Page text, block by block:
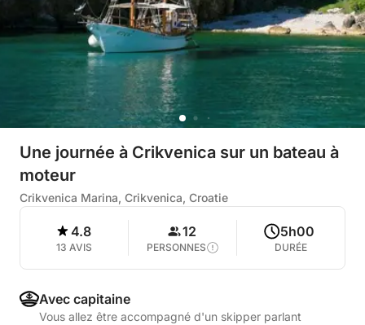
Une journée à Crikvenica sur un bateau à
moteur
Crikvenica Marina, Crikvenica, Croatie
4.8
13 AVIS
12
PERSONNES
5h00
DURÉE
Avec capitaine
Vous allez être accompagné d'un skipper parlant